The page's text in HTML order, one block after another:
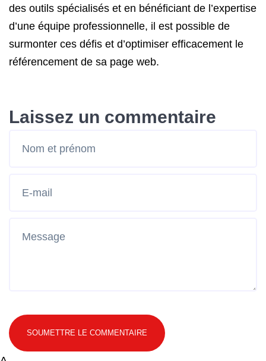
des outils spécialisés et en bénéficiant de l’expertise
d’une équipe professionnelle, il est possible de
surmonter ces défis et d’optimiser efficacement le
référencement de sa page web.
Laissez un commentaire
SOUMETTRE LE COMMENTAIRE